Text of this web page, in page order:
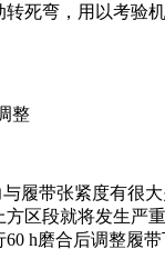
死弯，用以考验
整
带张紧度有很大
区段就将发生严
60 h磨合后调整履